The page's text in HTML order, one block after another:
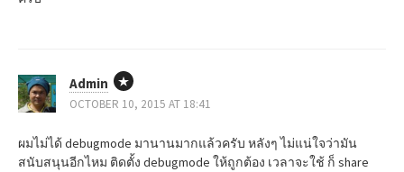
Admin
OCTOBER 10, 2015 AT 18:41
ผมไม่ได้ debugmode มานานมากแล้วครับ หลังๆ ไม่แน่ใจว่ามัน
สนับสนุนอีกไหม ติดตั้ง debugmode ให้ถูกต้อง เวลาจะใช้ ก็ share